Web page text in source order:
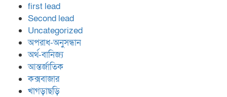
first lead
Second lead
Uncategorized
অপরাধ-অনুসন্ধান
অর্থ-বানিজ্য
আন্তর্জাতিক
কক্সবাজার
খাগড়াছড়ি